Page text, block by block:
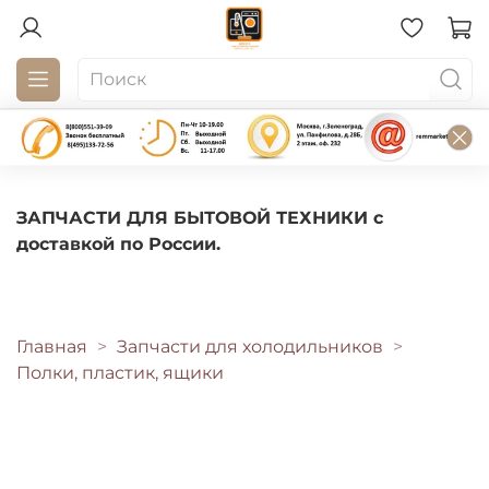
ЗАПЧАСТИ ДЛЯ БЫТОВОЙ ТЕХНИКИ с
доставкой по России.
Главная
Запчасти для холодильников
Полки, пластик, ящики